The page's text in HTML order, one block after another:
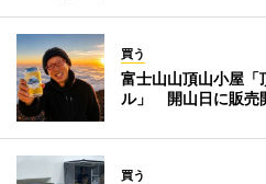
買う
富士山山頂山小屋「
ル」 開山日に販売
買う